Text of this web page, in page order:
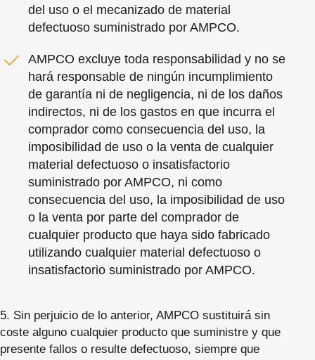
del uso o el mecanizado de material
defectuoso suministrado por AMPCO.
AMPCO excluye toda responsabilidad y no se
hará responsable de ningún incumplimiento
de garantía ni de negligencia, ni de los daños
indirectos, ni de los gastos en que incurra el
comprador como consecuencia del uso, la
imposibilidad de uso o la venta de cualquier
material defectuoso o insatisfactorio
suministrado por AMPCO, ni como
consecuencia del uso, la imposibilidad de uso
o la venta por parte del comprador de
cualquier producto que haya sido fabricado
utilizando cualquier material defectuoso o
insatisfactorio suministrado por AMPCO.
5. Sin perjuicio de lo anterior, AMPCO sustituirá sin
coste alguno cualquier producto que suministre y que
presente fallos o resulte defectuoso, siempre que